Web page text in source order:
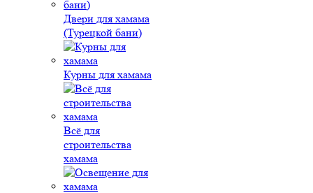
Двери для хамама
(Турецкой бани)
Курны для хамама
Всё для
строительства
хамама